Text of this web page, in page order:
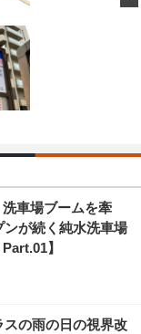
車場ブームを牽
が続く純水洗車場
】
の雨の日の視界改